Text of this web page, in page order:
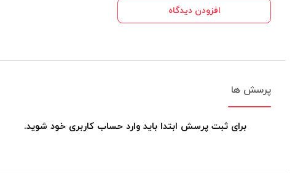
افزودن دیدگاه
پرسش ها
برای ثبت پرسش ابتدا باید وارد حساب کاربری خود شوید.